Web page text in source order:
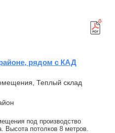
рядом с КАД
Теплый склад
под производство
Высота потолков 8 метров.